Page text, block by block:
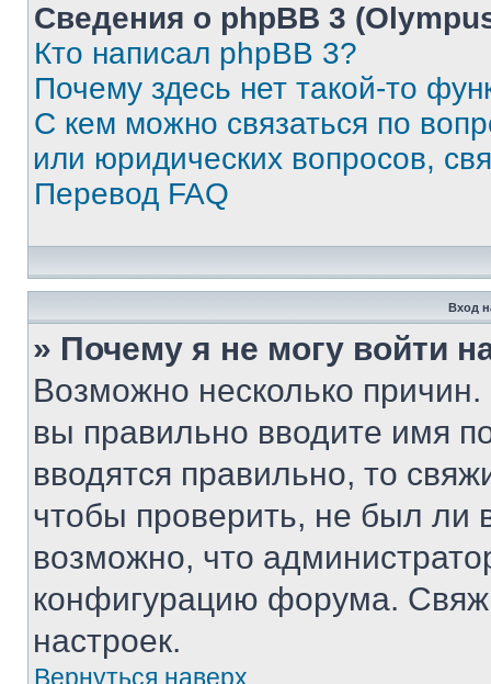
Сведения о phpBB 3
Кто написал phpBB 3?
Почему здесь нет такой-то
С кем можно связаться по
или юридических вопросов,
Перевод FAQ
Вход
» Почему я не могу войти
Возможно несколько
вы правильно вводите имя
вводятся правильно, то
чтобы проверить, не был ли
возможно, что
конфигурацию форума.
настроек.
Вернуться наверх